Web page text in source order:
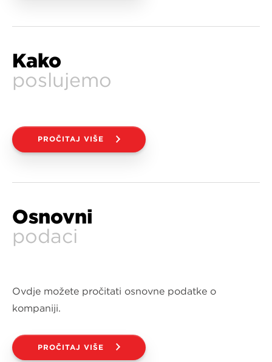
Kako
poslujemo
PROČITAJ VIŠE
Osnovni
podaci
Ovdje možete pročitati osnovne podatke o
kompaniji.
PROČITAJ VIŠE